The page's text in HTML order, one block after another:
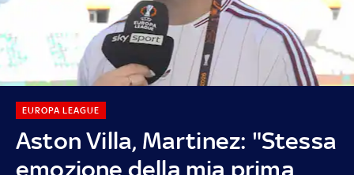
Aston Villa, Martinez: "Stessa
emozione della mia prima
EUROPA LEAGUE